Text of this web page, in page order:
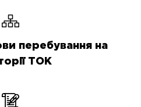
перебування на
ТОК